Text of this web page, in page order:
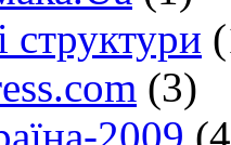
структури
(3)
2009